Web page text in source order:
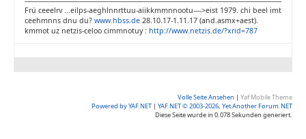
Frü ceeelrv ...eilps-aeghlnnrttuu-aiikkmmnnootu---->eist 1979. chi beel imt
ceehmnns dnu du? www.hbss.de 28.10.17-1.11.17 (and.asmx+aest).
kmmot uz netzis-celoo cimmnotuy : http://www.netzis.de/?xrid=787
Volle Seite Ansehen | Yaf Mobile Theme
Powered by YAF.NET | YAF.NET © 2003-2026, Yet Another Forum.NET
Diese Seite wurde in 0.078 Sekunden generiert.